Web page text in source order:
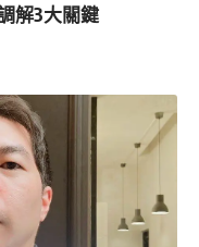
解3大關鍵